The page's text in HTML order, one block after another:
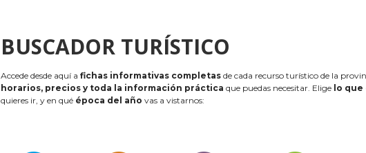
BUSCADOR TURÍSTICO
Accede desde aquí a fichas informativas completas de cada recurso turístico de la
horarios, precios y toda la información práctica que puedas necesitar. Elige lo
quieres ir, y en qué época del año vas a vistarnos: